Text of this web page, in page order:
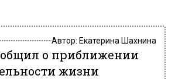
Автор: Екатерина Шахнина
о приближении
жизни